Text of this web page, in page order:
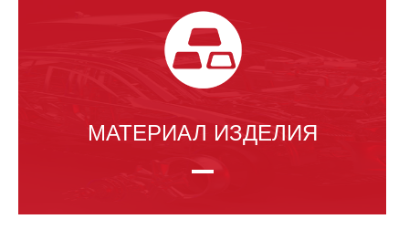
Мы производим все виды противоразрывных шайб в строгом
соответствии со стандартами, включая национальные
стандарты, немецкие стандарты и американские стандарты.
МАТЕРИАЛ ИЗДЕЛИЯ